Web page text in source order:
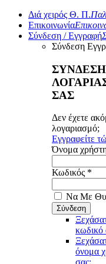
Διά χειρός Θ. Π.
Επικοινωνία
Σύνδεση / Εγγραφή
Σύνδεση
ΣΑΣ
Δεν έχετε
λογαριασμό;
Εγγραφείτε
Όνομα
Κωδικός *
Να Με
κωδικό
όνομα